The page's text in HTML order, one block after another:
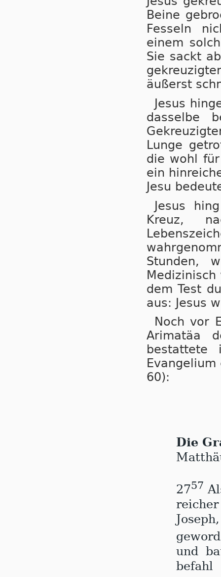
Beine
Fesseln
einem
Sie sackt
äußerst
Jesus
dasselbe
Lunge
die wohl
ein
Jesu
Jesus
Kreuz,
Stunden,
dem Test
aus: Jesus
Noch vor
Arimatäa
bestattete
60):
Die
2757
und